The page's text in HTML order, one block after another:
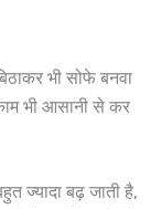
भी सोफे बनवा
भी आसानी से कर
ज्यादा बढ़ जाती है,